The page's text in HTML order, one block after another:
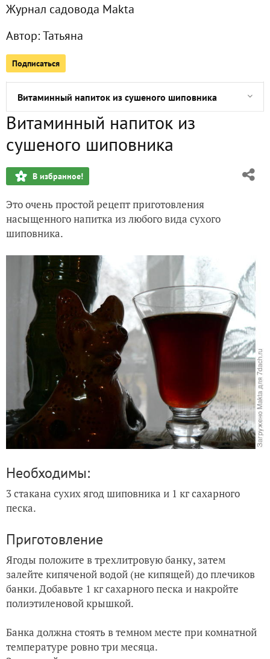
Журнал садовода Makta
Автор:Татьяна
Подписаться
Терем Снегурочки в Костроме.
Варенье из цитрусовых и чеснока. Рецепт сайта "7 ДАЧ",
Призы получены. Огромное спасибо всем-всем!!!
Витаминный напиток из сушеного шиповника
Соль черная четверговая костромская
Домашнее фруктовое мороженое. Быстро. Полезно
Маринованный лук для салатов, винегретов и гарнира
Первый календарь природного земледельца. Первый
Витаминный напиток из
сушеного шиповника
В избранное!
Это очень простой рецепт приготовления
насыщенного напитка из любого вида сухого
шиповника.
Необходимы:
3 стакана сухих ягод шиповника и 1 кг сахарного
песка.
Приготовление
Ягоды положите в трехлитровую банку, затем
залейте кипяченой водой (не кипящей) до плечиков
банки. Добавьте 1 кг сахарного песка и накройте
полиэтиленовой крышкой.
Банка должна стоять в темном месте при комнатной
температуре ровно три месяца.